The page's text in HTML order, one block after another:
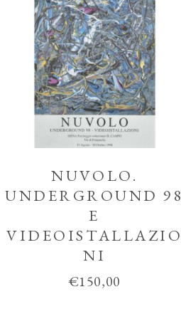
NUVOLO.
UNDERGROUND 98
E
VIDEOISTALLAZIO
NI
€150,00